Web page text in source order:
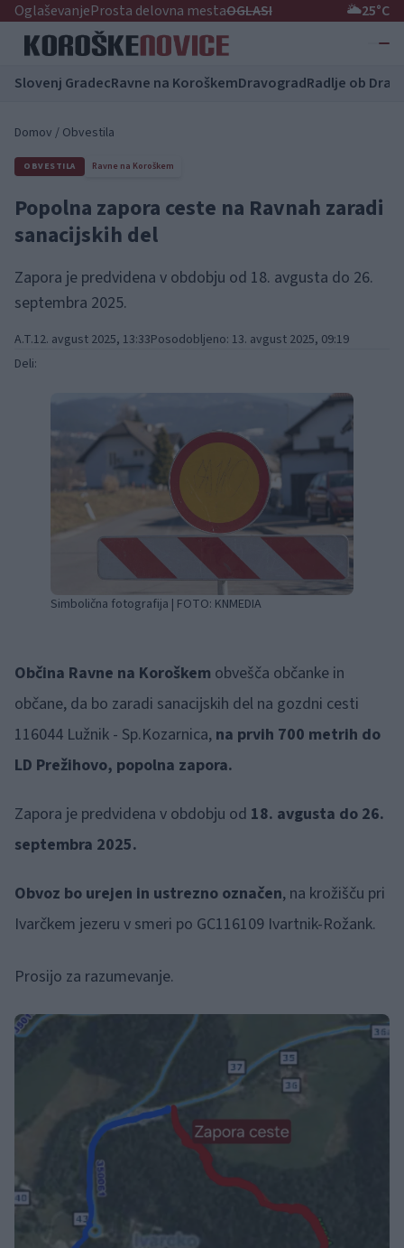
OglaševanjeProsta delovna mestaOGLASI 🌥️25°C
Slovenj GradecRavne na KoroškemDravogradRadlje ob Dravi
Domov / Obvestila
OBVESTILA Ravne na Koroškem
Popolna zapora ceste na Ravnah zaradi
sanacijskih del
Zapora je predvidena v obdobju od 18. avgusta do 26.
septembra 2025.
A.T.12. avgust 2025, 13:33Posodobljeno: 13. avgust 2025, 09:19
Deli:
Simbolična fotografija | FOTO: KNMEDIA
Občina Ravne na Koroškem obvešča občanke in
občane, da bo zaradi sanacijskih del na gozdni cesti
116044 Lužnik - Sp.Kozarnica, na prvih 700 metrih do
LD Prežihovo, popolna zapora.
Zapora je predvidena v obdobju od 18. avgusta do 26.
septembra 2025.
Obvoz bo urejen in ustrezno označen, na krožišču pri
Ivarčkem jezeru v smeri po GC116109 Ivartnik-Rožank.
Prosijo za razumevanje.